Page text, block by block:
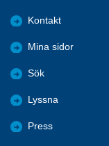
Kontakt
Mina sidor
Sök
Lyssna
Press